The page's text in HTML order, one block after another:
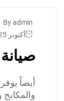
By admin
أكتوبر 25, 2021
أيضاً